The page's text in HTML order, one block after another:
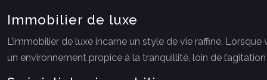
Immobilier de luxe
L’immobilier de luxe incarne un style de vie raffiné.
un environnement propice à la tranquillité, loin de